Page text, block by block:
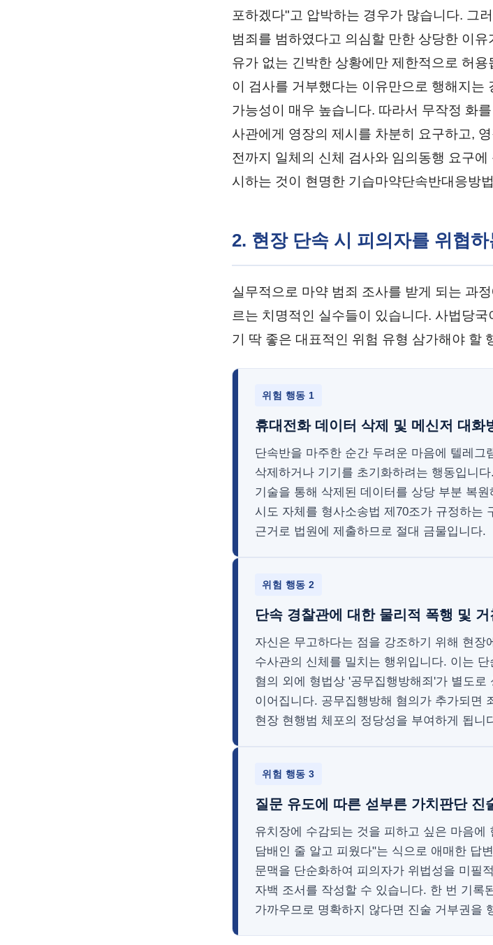
포하겠다"고 압박하는 경우가 많습니다. 그
범죄를 범하였다고 의심할 만한 상당한 이
유가 없는 긴박한 상황에만 제한적으로 허
이 검사를 거부했다는 이유만으로 행해지는
가능성이 매우 높습니다. 따라서 무작정 화
사관에게 영장의 제시를 차분히 요구하고,
전까지 일체의 신체 검사와 임의동행 요구
시하는 것이 현명한 기습마약단속반대응방
2. 현장 단속 시 피의자를 위협
실무적으로 마약 범죄 조사를 받게 되는 과
르는 치명적인 실수들이 있습니다. 사법당
기 딱 좋은 대표적인 위험 유형 삼가해야 할
위험 행동 1
휴대전화 데이터 삭제 및 메신저 대화
단속반을 마주한 순간 두려운 마음에 텔레그
삭제하거나 기기를 초기화하려는 행동입니
기술을 통해 삭제된 데이터를 상당 부분 복
시도 자체를 형사소송법 제70조가 규정하는
근거로 법원에 제출하므로 절대 금물입니다.
위험 행동 2
단속 경찰관에 대한 물리적 폭행 및 거
자신은 무고하다는 점을 강조하기 위해 현장
수사관의 신체를 밀치는 행위입니다. 이는
혐의 외에 형법상 '공무집행방해죄'가 별도
이어집니다. 공무집행방해 혐의가 추가되면
현장 현행범 체포의 정당성을 부여하게 됩니
위험 행동 3
질문 유도에 따른 섣부른 가치판단 진
유치장에 수감되는 것을 피하고 싶은 마음
담배인 줄 알고 피웠다"는 식으로 애매한 답
문맥을 단순화하여 피의자가 위법성을 미필
자백 조서를 작성할 수 있습니다. 한 번 기록
가까우므로 명확하지 않다면 진술 거부권을